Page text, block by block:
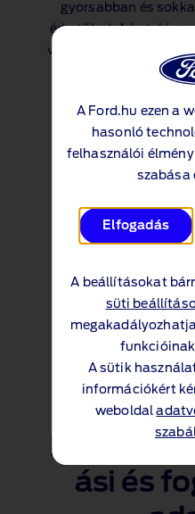
A Ford.hu ezen a
hasonló
felhasználói
szabása
Elfogadás
A beállításokat
süti
A sütik
információkért
weboldal
gyorsabban és
érhetők el. A
változatainak
alábbi
Transit
(PDF
ási és